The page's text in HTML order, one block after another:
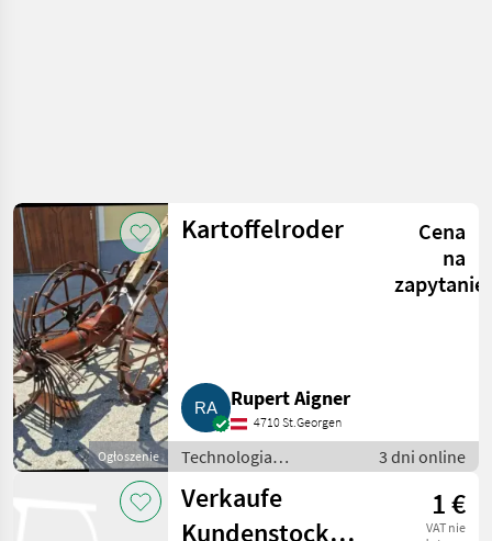
Ogłoszenie
Kartoffelroder
Cena
na
zapytanie
Rupert Aigner
4710 St.Georgen
Technologia
ziemniaczana / Inne
rozwiązania
technologiczne dla
3 dni online
Verkaufe
Kundenstock
1 €
VAT nie